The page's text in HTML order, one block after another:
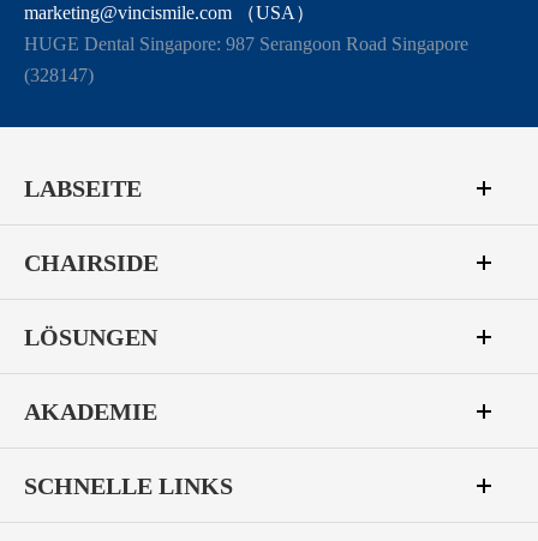
marketing@vincismile.com （USA）
HUGE Dental Singapore: 987 Serangoon Road Singapore
(328147)
LABSEITE
CHAIRSIDE
LÖSUNGEN
AKADEMIE
SCHNELLE LINKS